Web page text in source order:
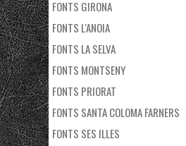
FONTS GIRONA
FONTS L'ANOIA
FONTS LA SELVA
FONTS MONTSENY
FONTS PRIORAT
FONTS SANTA COLOMA FARNERS
FONTS SES ILLES